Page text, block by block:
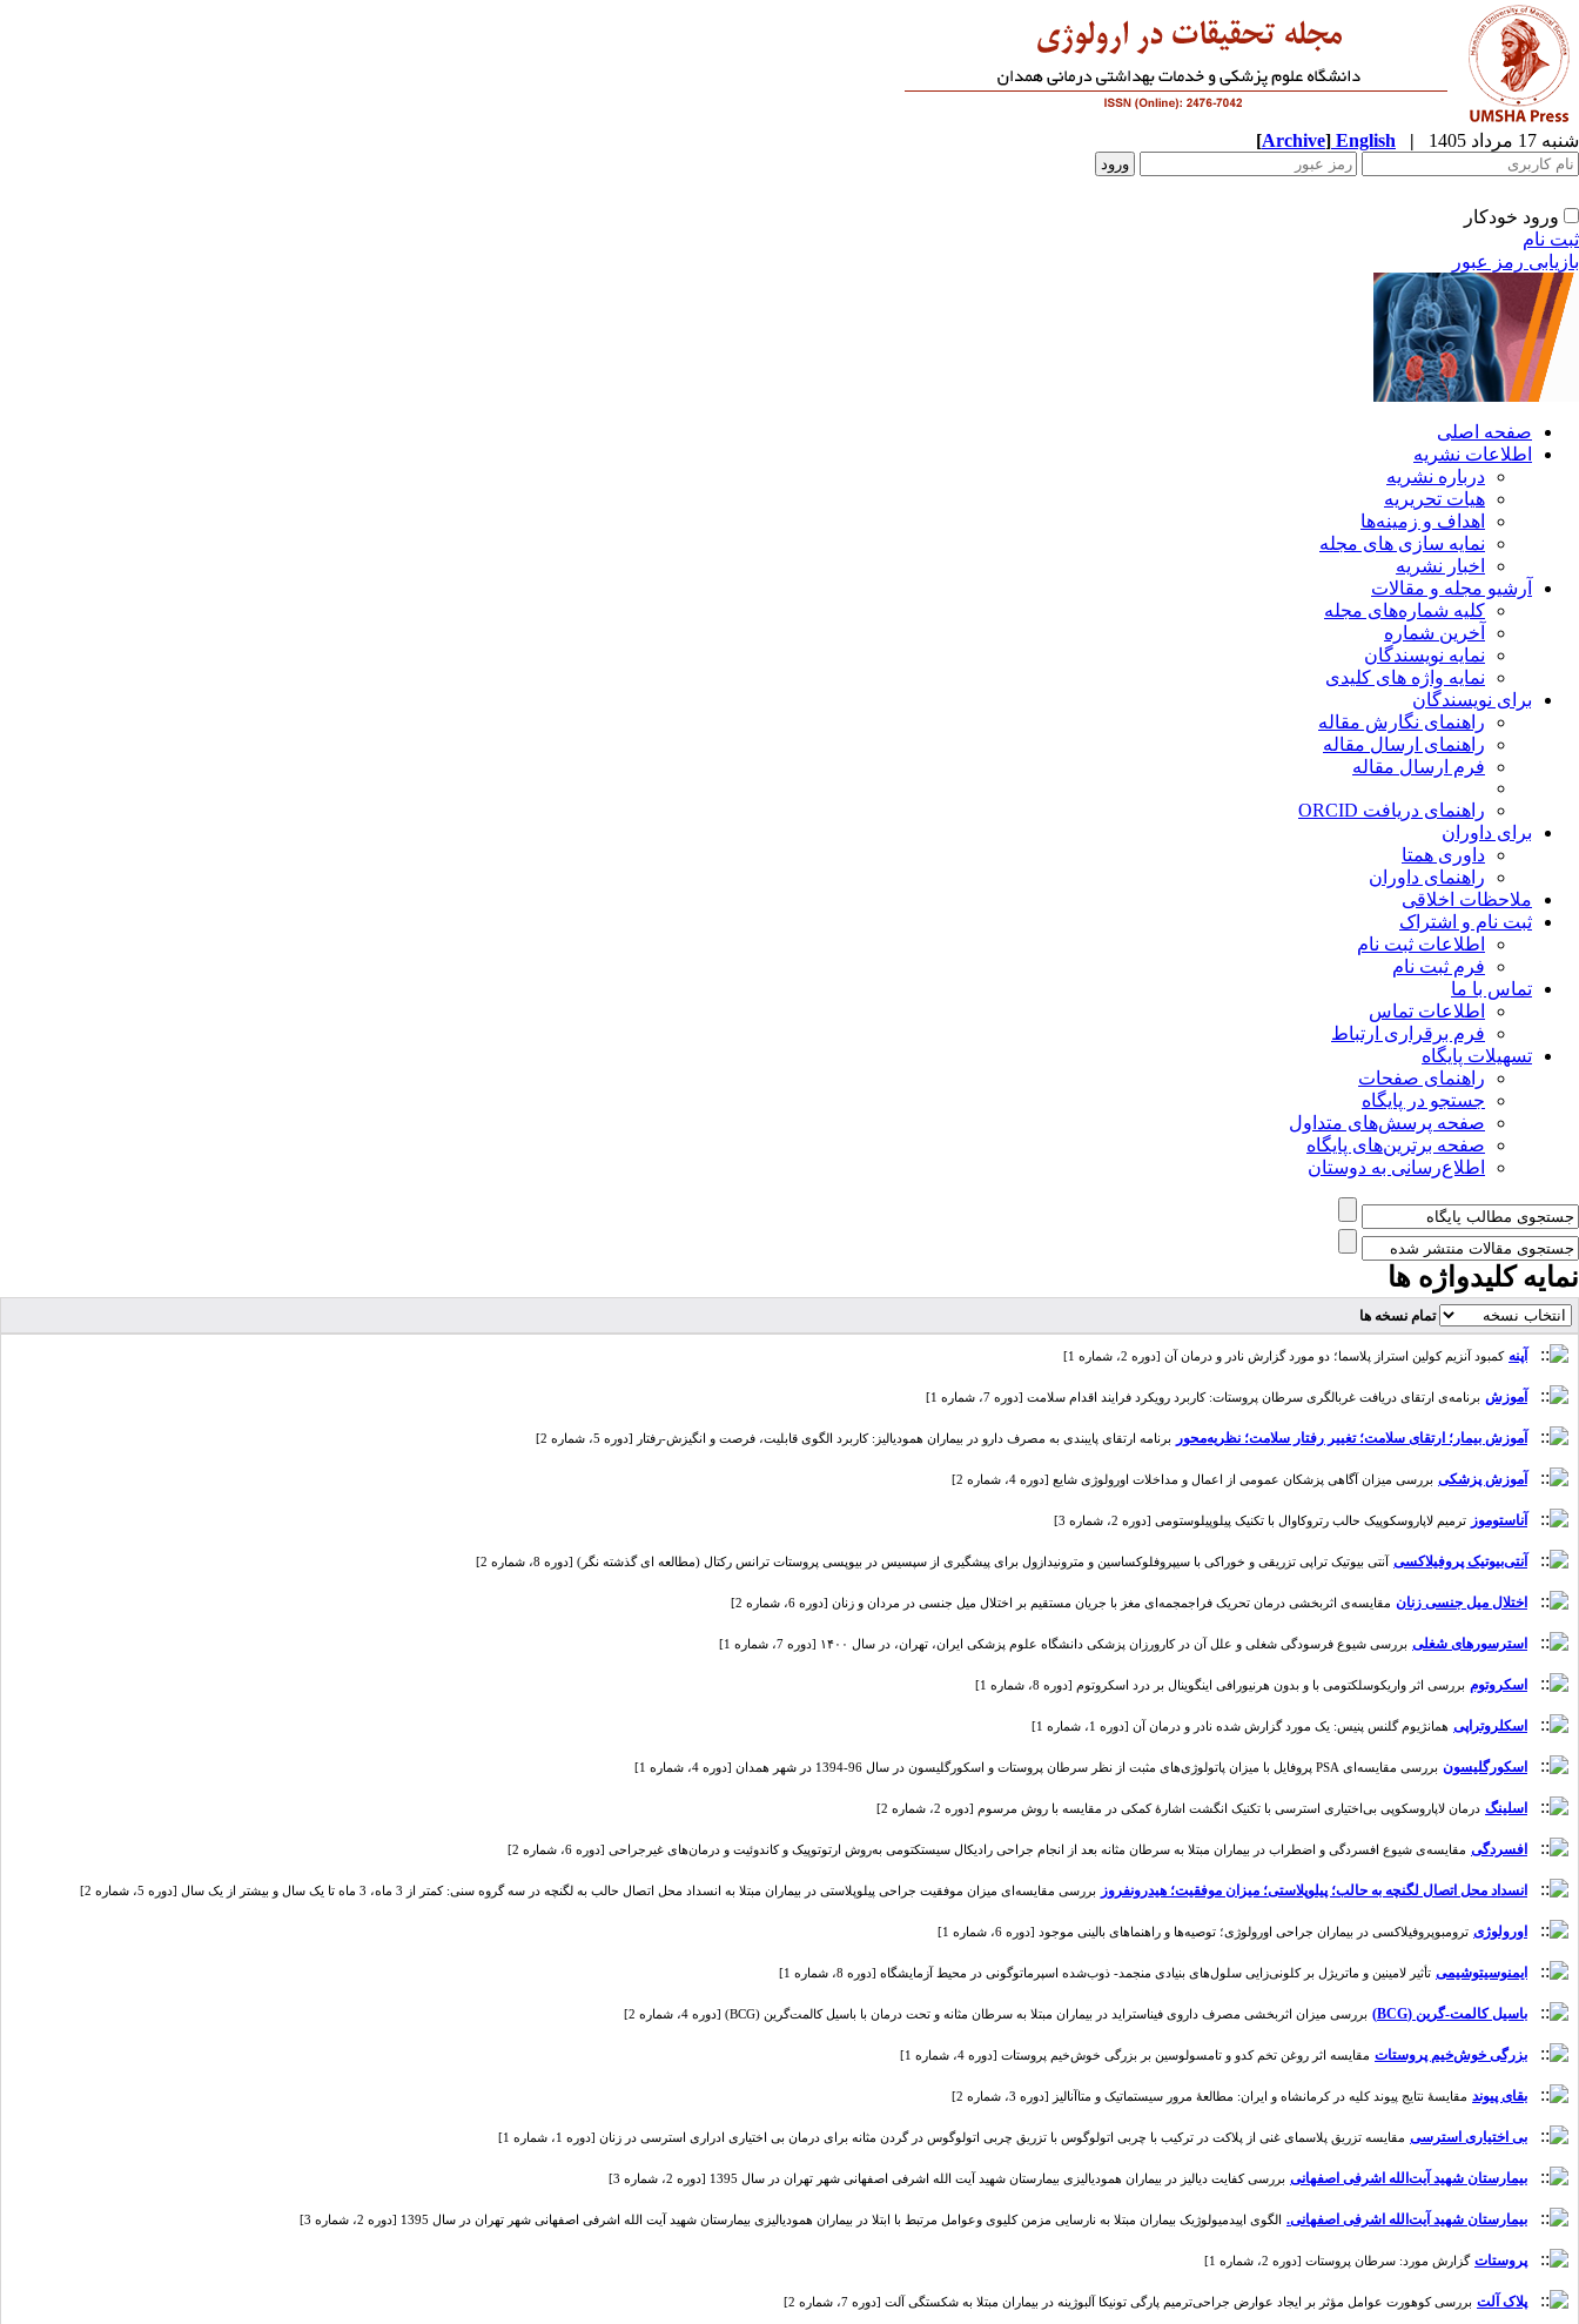
شنبه 17 مرداد 1405 |
English
[Archive]
ورود خودکار
ثبت نام
بازیابی رمز عبور
صفحه اصلی
اطلاعات نشریه
درباره نشریه
هیات تحریریه
اهداف و زمینه‌ها
نمایه سازی های مجله
اخبار نشریه
آرشیو مجله و مقالات
کلیه شماره‌های مجله
آخرین شماره
نمایه نویسندگان
نمایه واژه های کلیدی
برای نویسندگان
راهنمای نگارش مقاله
راهنمای ارسال مقاله
فرم ارسال مقاله
راهنمای دریافت ORCID
برای داوران
داوری همتا
راهنمای داوران
ملاحظات اخلاقی
ثبت نام و اشتراک
اطلاعات ثبت نام
فرم ثبت نام
تماس با ما
اطلاعات تماس
فرم برقراری ارتباط
تسهیلات پایگاه
راهنمای صفحات
جستجو در پایگاه
صفحه پرسش‌های متداول
صفحه برترین‌های پایگاه
اطلاع‌رسانی به دوستان
نمایه کلیدواژه ها
تمام نسخه ها
آپنه کمبود آنزیم کولین استراز پلاسما؛ دو مورد گزارش نادر و درمان آن [دوره 2، شماره 1]
آموزش برنامه‌ی ارتقای دریافت غربالگری سرطان پروستات: کاربرد رویکرد فرایند اقدام سلامت [دوره 7، شماره 1]
آموزش بیمار؛ ارتقای سلامت؛ تغییر رفتار سلامت؛ نظریه‌محور برنامه ارتقای پایبندی به مصرف دارو در بیماران همودیالیز: کاربرد الگوی قابلیت، فرصت و انگیزش-رفتار [دوره 5، شماره 2]
آموزش پزشکی بررسی میزان آگاهی پزشکان عمومی از اعمال و مداخلات اورولوژی شایع [دوره 4، شماره 2]
آناستوموز ترمیم لاپاروسکوپیک حالب رتروکاوال با تکنیک پیلوپیلوستومی [دوره 2، شماره 3]
آنتی‌بیوتیک‌ پروفیلاکسی آنتی بیوتیک تراپی تزریقی و خوراکی با سیپروفلوکساسین و مترونیدازول برای پیشگیری از سپسیس در بیوپسی پروستات ترانس رکتال (مطالعه ای گذشته نگر) [دوره 8، شماره 2]
اختلال میل جنسی زنان مقایسه‌ی اثربخشی درمان تحریک فراجمجمه‌ای مغز با جریان مستقیم بر اختلال میل جنسی در مردان و زنان [دوره 6، شماره 2]
استرسورهای شغلی بررسی شیوع فرسودگی شغلی و علل آن در کارورزان پزشکی دانشگاه علوم پزشکی ایران، تهران، در سال ۱۴۰۰ [دوره 7، شماره 1]
اسکروتوم بررسی اثر واریکوسلکتومی با و بدون هرنیورافی اینگوینال بر درد اسکروتوم [دوره 8، شماره 1]
اسکلروتراپی همانژیوم گلنس پنیس: یک مورد گزارش شده نادر و درمان آن [دوره 1، شماره 1]
اسکورگلیسون بررسی مقایسه‌ای PSA پروفایل با میزان پاتولوژی‌های مثبت از نظر سرطان پروستات و اسکورگلیسون در سال 96-1394 در شهر همدان [دوره 4، شماره 1]
اسلینگ درمان لاپاروسکوپی بی‌اختیاری استرسی با تکنیک انگشت اشارۀ کمکی در مقایسه با روش مرسوم [دوره 2، شماره 2]
افسردگی مقایسه‌ی شیوع افسردگی و اضطراب در بیماران مبتلا به سرطان مثانه بعد از انجام جراحی رادیکال سیستکتومی به‌روش ارتوتوپیک و کاندوئیت و درمان‌های غیرجراحی [دوره 6، شماره 2]
انسداد محل اتصال لگنچه به حالب؛ پیلوپلاستی؛ میزان موفقیت؛ هیدرونفروز بررسی مقایسه‌ای میزان موفقیت جراحی پیلوپلاستی در بیماران مبتلا به انسداد محل اتصال حالب به لگنچه در سه گروه سنی: کمتر از 3 ماه، 3 ماه تا یک سال و بیشتر از یک سال [دوره 5، شماره 2]
اورولوژی ترومبوپروفیلاکسی در بیماران جراحی اورولوژی؛ توصیه‌ها و راهنما‌‌های بالینی موجود [دوره 6، شماره 1]
ایمنوسیتوشیمی تأثیر لامینین و ماتریژل بر کلونی‌زایی سلول‌های بنیادی منجمد- ذوب‌شده اسپرماتوگونی در محیط آزمایشگاه [دوره 8، شماره 1]
باسیل کالمت-گرین (BCG) بررسی میزان اثربخشی مصرف داروی فیناستراید در بیماران مبتلا به سرطان مثانه و تحت درمان با باسیل کالمت‌گرین (BCG) [دوره 4، شماره 2]
بزرگی خوش‌خیم پروستات مقایسه اثر روغن تخم کدو و تامسولوسین بر بزرگی خوش‌خیم پروستات [دوره 4، شماره 1]
بقای پیوند مقایسۀ نتایج پیوند کلیه در کرمانشاه و ایران: مطالعۀ مرور سیستماتیک و متاآنالیز [دوره 3، شماره 2]
بی اختیاری استرسی مقایسه تزریق پلاسمای غنی از پلاکت در ترکیب با چربی اتولوگوس با تزریق چربی اتولوگوس در گردن مثانه برای درمان بی اختیاری ادراری استرسی در زنان [دوره 1، شماره 1]
بیمارستان شهید آیت‌الله اشرفی اصفهانی بررسی کفایت دیالیز در بیماران همودیالیزی بیمارستان شهید آیت الله اشرفی اصفهانی شهر تهران در سال 1395 [دوره 2، شماره 3]
بیمارستان شهید آیت‌الله اشرفی اصفهانی. الگوی اپیدمیولوژیک بیماران مبتلا به نارسایی مزمن کلیوی وعوامل مرتبط با ابتلا در بیماران همودیالیزی بیمارستان شهید آیت الله اشرفی اصفهانی شهر تهران در سال 1395 [دوره 2، شماره 3]
پروستات گزارش مورد: سرطان پروستات [دوره 2، شماره 1]
پلاک آلت بررسی کوهورت عوامل مؤثر بر ایجاد عوارض جراحی‌ترمیم پارگی تونیکا آلبوژینه در بیماران مبتلا به شکستگی آلت [دوره 7، شماره 2]